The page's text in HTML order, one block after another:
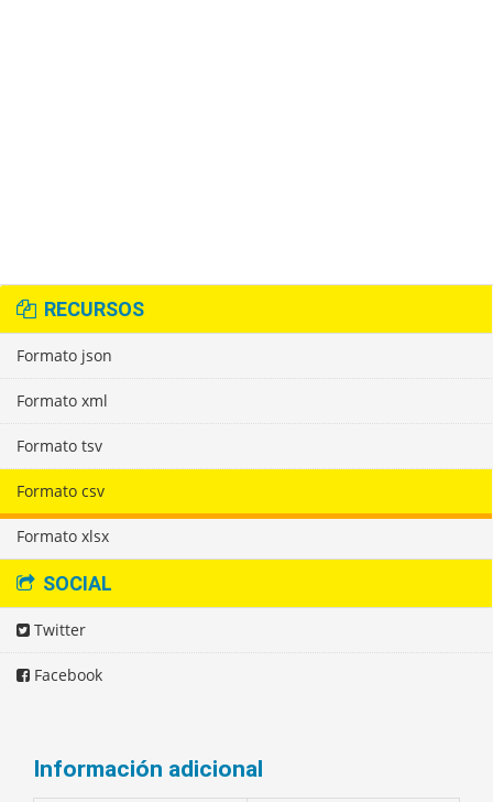
RECURSOS
Formato json
Formato xml
Formato tsv
Formato csv
Formato xlsx
SOCIAL
Twitter
Facebook
Información adicional